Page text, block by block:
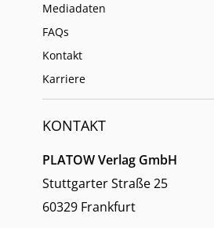
Mediadaten
FAQs
Kontakt
Karriere
KONTAKT
PLATOW Verlag GmbH
Stuttgarter Straße 25
60329 Frankfurt